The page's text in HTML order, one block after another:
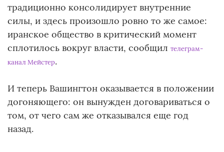
традиционно консолидирует внутренние
силы, и здесь произошло ровно то же самое:
иранское общество в критический момент
сплотилось вокруг власти, сообщил телеграм-
канал Мейстер.
И теперь Вашингтон оказывается в положении
догоняющего: он вынужден договариваться о
том, от чего сам же отказывался еще год
назад.